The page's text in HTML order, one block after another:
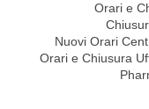
Orari e
Nuovi Orari
Orari e Chiusura